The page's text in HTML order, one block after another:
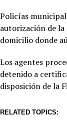
Policías
autorización de
domicilio donde
Los agentes
detenido a
disposición de la
RELATED TOPICS: